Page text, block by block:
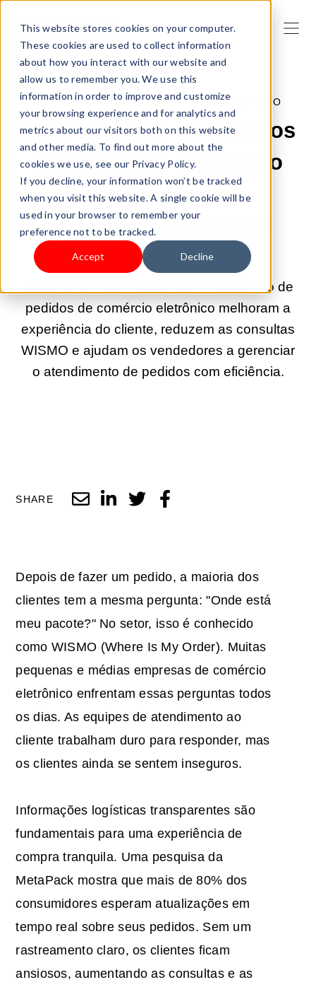
This website stores cookies on your computer.
These cookies are used to collect information
about how you interact with our website and
allow us to remember you. We use this
information in order to improve and customize
your browsing experience and for analytics and
metrics about our visitors both on this website
and other media. To find out more about the
cookies we use, see our Privacy Policy.
If you decline, your information won’t be tracked
when you visit this website. A single cookie will be
used in your browser to remember your
preference not to be tracked.
Accept Decline
24/MAR/2026 9:00:02 |PAGAMENTO & ENVIO
Rastreamento de pedidos
no comércio eletrônico
para melhorar a
experiência e reduzir
custos
Saiba como os sistemas de rastreamento de
pedidos de comércio eletrônico melhoram a
experiência do cliente, reduzem as consultas
WISMO e ajudam os vendedores a gerenciar
o atendimento de pedidos com eficiência.
SHARE
Depois de fazer um pedido, a maioria dos
clientes tem a mesma pergunta: "Onde está
meu pacote?" No setor, isso é conhecido
como WISMO (Where Is My Order). Muitas
pequenas e médias empresas de comércio
eletrônico enfrentam essas perguntas todos
os dias. As equipes de atendimento ao
cliente trabalham duro para responder, mas
os clientes ainda se sentem inseguros.
Informações logísticas transparentes são
fundamentais para uma experiência de
compra tranquila. Uma pesquisa da
MetaPack mostra que mais de 80% dos
consumidores esperam atualizações em
tempo real sobre seus pedidos. Sem um
rastreamento claro, os clientes ficam
ansiosos, aumentando as consultas e as